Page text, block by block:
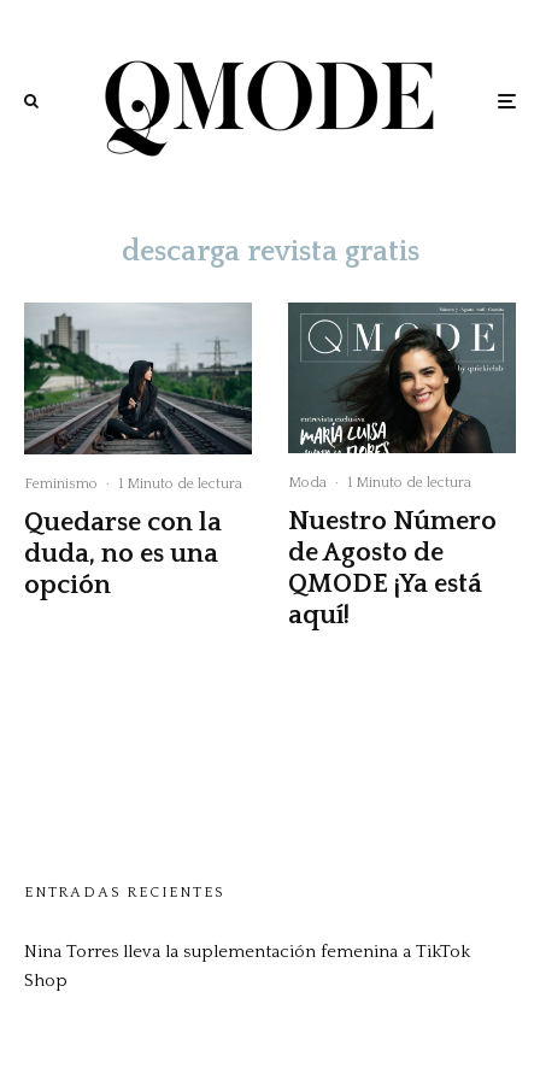
descarga revista gratis
Feminismo · 1 Minuto de lectura
Quedarse con la
duda, no es una
opción
Moda · 1 Minuto de lectura
Nuestro Número
de Agosto de
QMODE ¡Ya está
aquí!
ENTRADAS RECIENTES
Nina Torres lleva la suplementación femenina a TikTok
Shop